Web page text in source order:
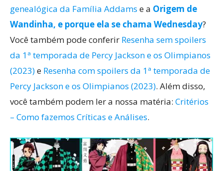
genealógica da Família Addams e a Origem de
Wandinha, e porque ela se chama Wednesday?
Você também pode conferir Resenha sem spoilers
da 1ª temporada de Percy Jackson e os Olimpianos
(2023)e Resenha com spoilers da 1ª temporada de
Percy Jackson e os Olimpianos (2023). Além disso,
você também podem ler a nossa matéria: Critérios
– Como fazemos Críticas e Análises.